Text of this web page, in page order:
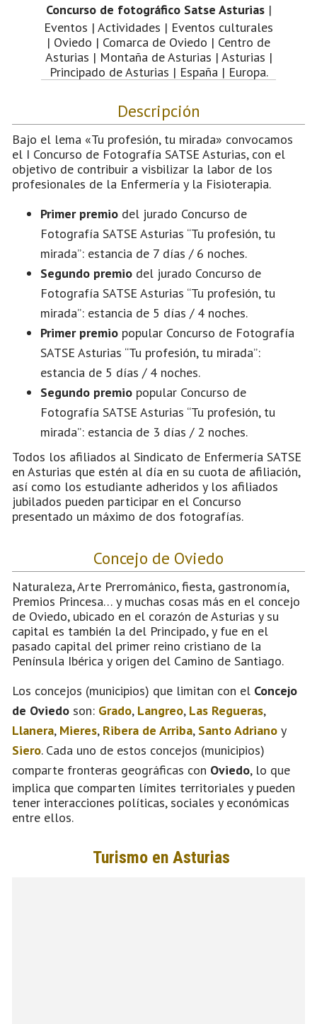
Concurso de fotográfico Satse Asturias|
Eventos | Actividades | Eventos culturales
| Oviedo | Comarca de Oviedo | Centro de
Asturias | Montaña de Asturias | Asturias |
Principado de Asturias | España | Europa.
Descripción
Bajo el lema «Tu profesión, tu mirada» convocamos
el I Concurso de Fotografía SATSE Asturias, con el
objetivo de contribuir a visbilizar la labor de los
profesionales de la Enfermería y la Fisioterapia.
Primer premio del jurado Concurso de
Fotografía SATSE Asturias “Tu profesión, tu
mirada”: estancia de 7 días / 6 noches.
Segundo premio del jurado Concurso de
Fotografía SATSE Asturias “Tu profesión, tu
mirada”: estancia de 5 días / 4 noches.
Primer premio popular Concurso de Fotografía
SATSE Asturias “Tu profesión, tu mirada”:
estancia de 5 días / 4 noches.
Segundo premio popular Concurso de
Fotografía SATSE Asturias “Tu profesión, tu
mirada”: estancia de 3 días / 2 noches.
Todos los afiliados al Sindicato de Enfermería SATSE
en Asturias que estén al día en su cuota de afiliación,
así como los estudiante adheridos y los afiliados
jubilados pueden participar en el Concurso
presentado un máximo de dos fotografías.
Concejo de Oviedo
Naturaleza, Arte Prerrománico, fiesta, gastronomía,
Premios Princesa… y muchas cosas más en el concejo
de Oviedo, ubicado en el corazón de Asturias y su
capital es también la del Principado, y fue en el
pasado capital del primer reino cristiano de la
Península Ibérica y origen del Camino de Santiago.
Los concejos (municipios) que limitan con el Concejo
de Oviedo son: Grado, Langreo, Las Regueras,
Llanera, Mieres, Ribera de Arriba, Santo Adriano y
Siero. Cada uno de estos concejos (municipios)
comparte fronteras geográficas con Oviedo, lo que
implica que comparten límites territoriales y pueden
tener interacciones políticas, sociales y económicas
entre ellos.